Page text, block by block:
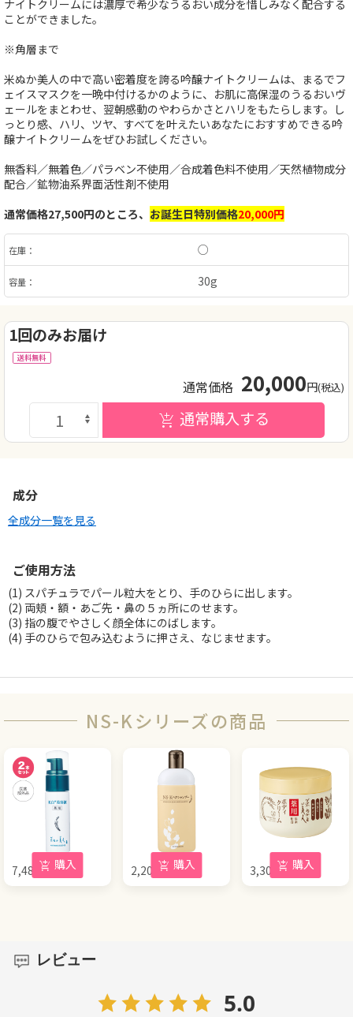
ナイトクリームには濃厚で希少なうるおい成分を惜しみなく配合する
ことができました。
※角層まで
米ぬか美人の中で高い密着度を誇る吟醸ナイトクリームは、まるでフ
ェイスマスクを一晩中付けるかのように、お肌に高保湿のうるおいヴ
ェールをまとわせ、翌朝感動のやわらかさとハリをもたらします。し
っとり感、ハリ、ツヤ、すべてを叶えたいあなたにおすすめできる吟
醸ナイトクリームをぜひお試しください。
無香料／無着色／パラベン不使用／合成着色料不使用／天然植物成分
配合／鉱物油系界面活性剤不使用
通常価格27,500円のところ、 お誕生日特別価格20,000円
在庫： ○
容量： 30g
1回のみお届け
送料無料
通常価格 20,000円(税込)
通常購入する
成分
全成分一覧を見る
ご使用方法
(1) スパチュラでパール粒大をとり、手のひらに出します。
(2) 両頬・額・あご先・鼻の５ヵ所にのせます。
(3) 指の腹でやさしく顔全体にのばします。
(4) 手のひらで包み込むように押さえ、なじませます。
NS-Kシリーズの商品
7,480 円 (税込)
購入 2,200 円 (税込)
購入 3,300 円 (税込)
購入
レビュー
5.0